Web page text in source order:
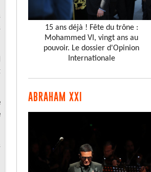
15 ans déjà ! Fête du trône :
Mohammed VI, vingt ans au
pouvoir. Le dossier d'Opinion
Internationale
ABRAHAM XXI